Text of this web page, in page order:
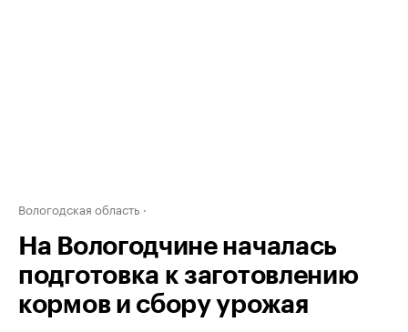
Вологодская область
На Вологодчине началась
подготовка к заготовлению
кормов и сбору урожая